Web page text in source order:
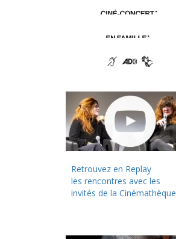
Retrouvez en Replay
les rencontres avec les
invités de la Cinémathèque